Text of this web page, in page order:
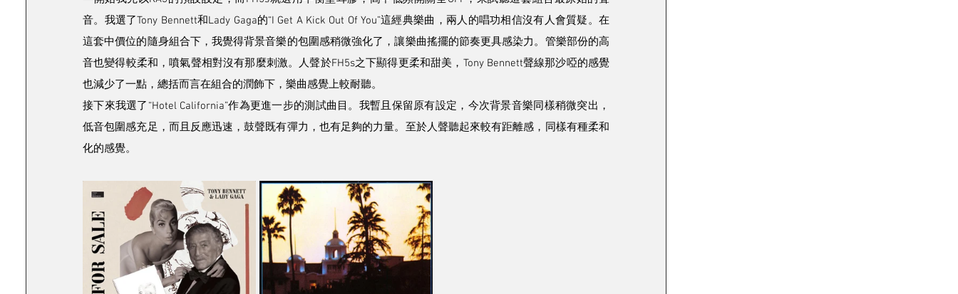
音。我選了Tony Bennett和Lady Gaga的“I Get A Kick Out Of You”這經典樂曲，兩人的唱功相信沒有人會質疑。在
這套中價位的隨身組合下，我覺得背景音樂的包圍感稍微強化了，讓樂曲搖擺的節奏更具感染力。管樂部份的高
音也變得較柔和，噴氣聲相對沒有那麼刺激。人聲於FH5s之下顯得更柔和甜美，Tony Bennett聲線那沙啞的感覺
也減少了一點，總括而言在組合的潤飾下，樂曲感覺上較耐聽。
接下來我選了“Hotel California”作為更進一步的測試曲目。我暫且保留原有設定，今次背景音樂同樣稍微突出，
低音包圍感充足，而且反應迅速，鼓聲既有彈力，也有足夠的力量。至於人聲聽起來較有距離感，同樣有種柔和
化的感覺。